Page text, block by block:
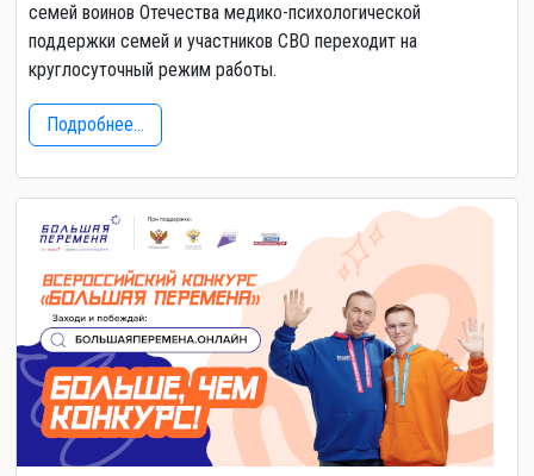
семей воинов Отечества медико-психологической
поддержки семей и участников СВО переходит на
круглосуточный режим работы.
Подробнее...